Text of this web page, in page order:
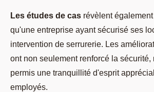
Les études de cas révèlent
qu'une entreprise ayant sécurisé ses
intervention de serrurerie. Les
ont non seulement renforcé la sécurité,
permis une tranquillité d'esprit
employés.